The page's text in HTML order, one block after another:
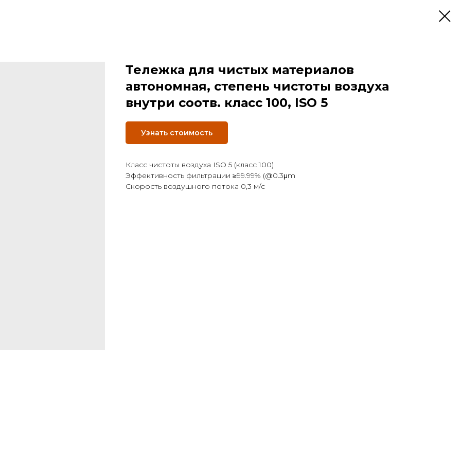
Тележка для чистых материалов
автономная, степень чистоты воздуха
внутри соотв. класс 100, ISO 5
Узнать стоимость
Класс чистоты воздуха ISO 5 (класс 100)
Эффективность фильтрации ≥99.99% (@0.3μm
Скорость воздушного потока 0,3 м/с